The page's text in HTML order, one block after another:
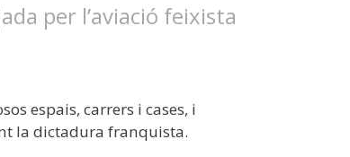
per l’aviació feixista
espais, carrers i cases, i
la dictadura franquista.